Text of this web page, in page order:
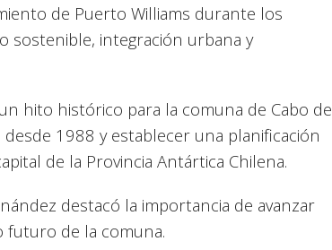
de Puerto Williams durante los
sostenible, integración urbana y
hito histórico para la comuna de Cabo de
1988 y establecer una planificación
de la Provincia Antártica Chilena.
destacó la importancia de avanzar
futuro de la comuna.